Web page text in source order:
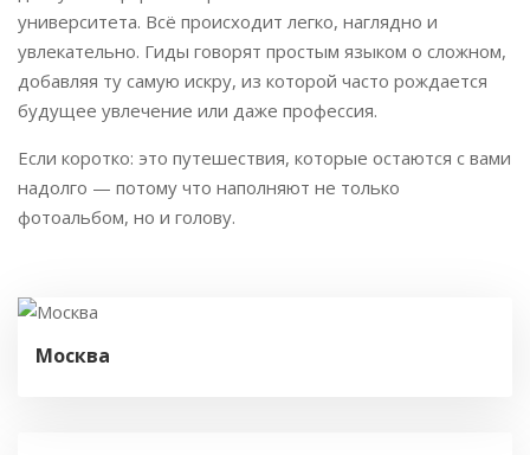
университета. Всё происходит легко, наглядно и
увлекательно. Гиды говорят простым языком о сложном,
добавляя ту самую искру, из которой часто рождается
будущее увлечение или даже профессия.
Если коротко: это путешествия, которые остаются с вами
надолго — потому что наполняют не только
фотоальбом, но и голову.
Москва